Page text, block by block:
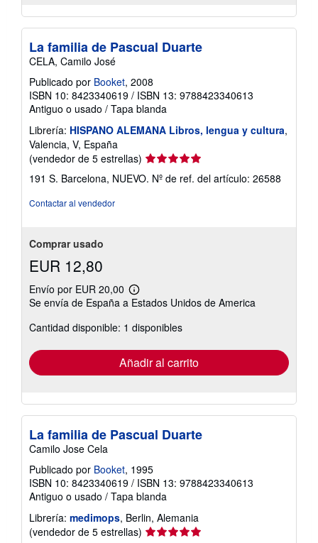
La familia de Pascual Duarte
CELA, Camilo José
Publicado por Booket, 2008
ISBN 10: 8423340619 / ISBN 13: 9788423340613
Antiguo o usado / Tapa blanda
Librería: HISPANO ALEMANA Libros, lengua y cultura,
Valencia, V, España
(vendedor de 5 estrellas) Calificación
del
vendedor:
191 S. Barcelona, NUEVO. Nº de ref. del artículo: 26588
Contactar al vendedor
Comprar usado
EUR 12,80
Envío por EUR 20,00
Más
información
las
tarifas
envío
Se envía de España a Estados Unidos de America
Cantidad disponible: 1 disponibles
Añadir al carrito
La familia de Pascual Duarte
Camilo Jose Cela
Publicado por Booket, 1995
ISBN 10: 8423340619 / ISBN 13: 9788423340613
Antiguo o usado / Tapa blanda
Librería: medimops, Berlin, Alemania
(vendedor de 5 estrellas) Calificación